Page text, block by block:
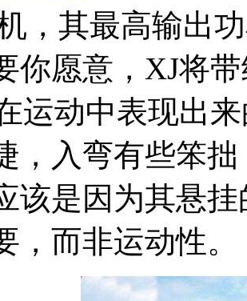
，其最高输出
你愿意，XJ将
运动中表现出
，入弯有些笨
该是因为其悬
，而非运动性。